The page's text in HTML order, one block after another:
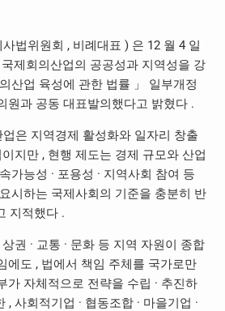
법위원회 , 비례대표 ) 은 12 월 4 일
제회의산업의 공공성과 지역성을 강
산업 육성에 관한 법률 」 일부개정
원과 공동 대표발의했다고 밝혔다 .
은 지역경제 활성화와 일자리 창출
지만 , 현행 제도는 경제 규모와 산업
가능성 · 포용성 · 지역사회 참여 등
시하는 국제사회의 기준을 충분히 반
지적했다 .
권 · 교통 · 문화 등 지역 자원이 종합
에도 , 법에서 책임 주체를 국가로만
가 자체적으로 전략을 수립 · 추진하
사회적기업 · 협동조합 · 마을기업 ·